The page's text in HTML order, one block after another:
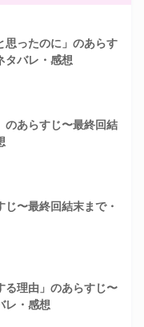
思ったのに」のあらす
タバレ・感想
のあらすじ〜最終回結
じ〜最終回結末まで・
る理由」のあらすじ〜
レ・感想